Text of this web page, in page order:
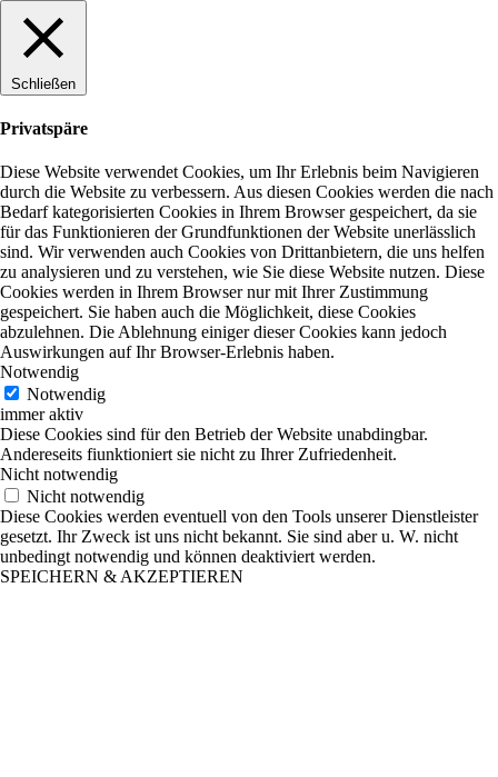
Schließen
Privatspäre
Diese Website verwendet Cookies, um Ihr Erlebnis beim Navigieren
durch die Website zu verbessern. Aus diesen Cookies werden die nach
Bedarf kategorisierten Cookies in Ihrem Browser gespeichert, da sie
für das Funktionieren der Grundfunktionen der Website unerlässlich
sind. Wir verwenden auch Cookies von Drittanbietern, die uns helfen
zu analysieren und zu verstehen, wie Sie diese Website nutzen. Diese
Cookies werden in Ihrem Browser nur mit Ihrer Zustimmung
gespeichert. Sie haben auch die Möglichkeit, diese Cookies
abzulehnen. Die Ablehnung einiger dieser Cookies kann jedoch
Auswirkungen auf Ihr Browser-Erlebnis haben.
Notwendig
Notwendig
immer aktiv
Diese Cookies sind für den Betrieb der Website unabdingbar.
Andereseits fiunktioniert sie nicht zu Ihrer Zufriedenheit.
Nicht notwendig
Nicht notwendig
Diese Cookies werden eventuell von den Tools unserer Dienstleister
gesetzt. Ihr Zweck ist uns nicht bekannt. Sie sind aber u. W. nicht
unbedingt notwendig und können deaktiviert werden.
SPEICHERN & AKZEPTIEREN